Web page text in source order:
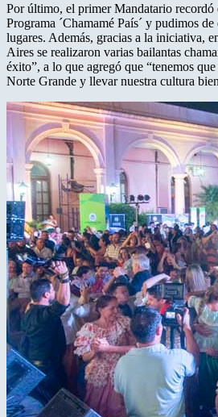
Por último, el primer Mandatario recordó
Programa ´Chamamé País´ y pudimos
lugares. Además, gracias a la iniciativa,
Aires se realizaron varias bailantas
éxito”, a lo que agregó que “tenemos
Norte Grande y llevar nuestra cultura